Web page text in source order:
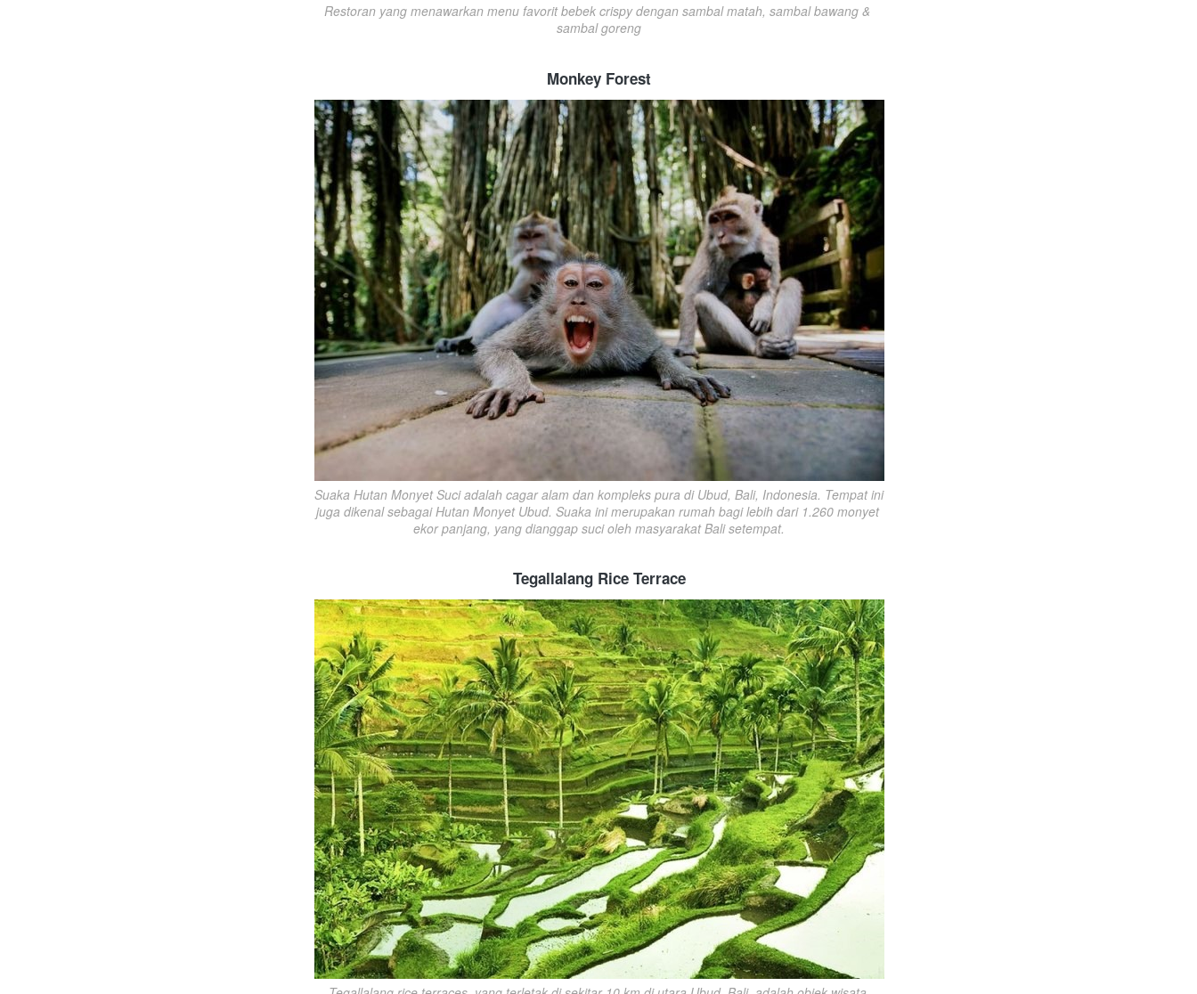
Restoran yang menawarkan menu favorit bebek crispy dengan sambal matah, sambal bawang &
sambal goreng
Monkey Forest
Suaka Hutan Monyet Suci adalah cagar alam dan kompleks pura di Ubud, Bali, Indonesia. Tempat ini
juga dikenal sebagai Hutan Monyet Ubud. Suaka ini merupakan rumah bagi lebih dari 1.260 monyet
ekor panjang, yang dianggap suci oleh masyarakat Bali setempat.
Tegallalang Rice Terrace